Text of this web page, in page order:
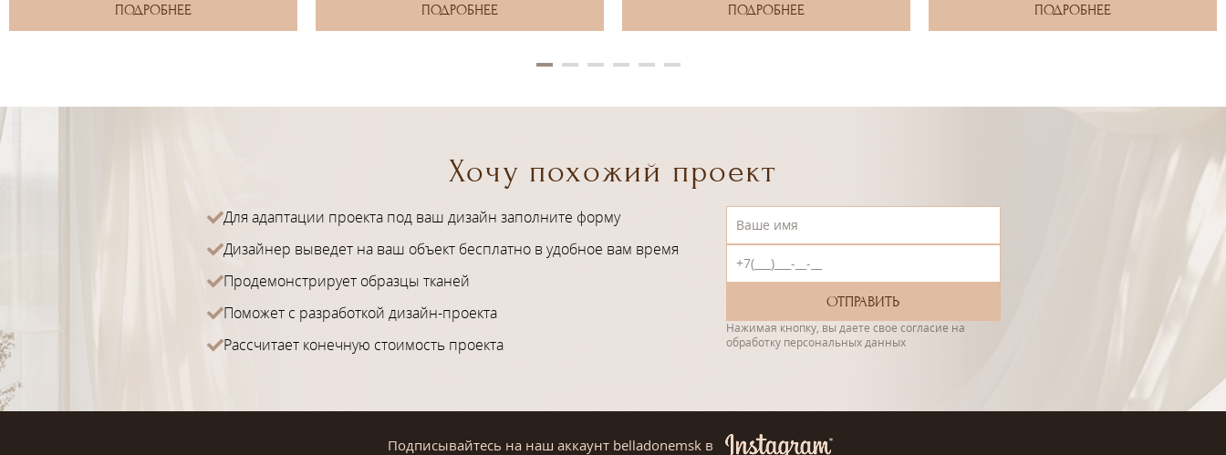
ПОДРОБНЕЕ ПОДРОБНЕЕ ПОДРОБНЕЕ ПОДРОБНЕЕ
Хочу похожий проект
Для адаптации проекта под ваш дизайн заполните форму
Дизайнер выведет на ваш объект бесплатно в удобное вам время
Продемонстрирует образцы тканей
Поможет с разработкой дизайн-проекта
Рассчитает конечную стоимость проекта
Нажимая кнопку, вы даете свое согласие на
обработку персональных данных
Подписывайтесь на наш аккаунт belladonemsk в